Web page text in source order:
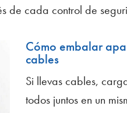
de cada control de
Cómo embalar
cables
Si llevas cables,
todos juntos en un